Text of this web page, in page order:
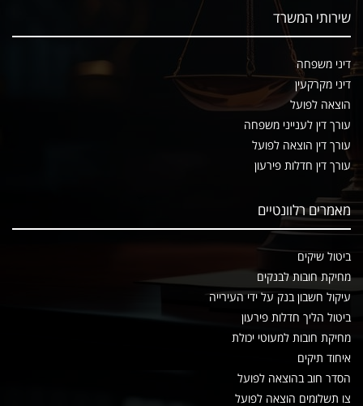
שירותי המשרד
דיני משפחה
דיני מקרקעין
הוצאה לפועל
עורך דין לענייני משפחה
עורך דין הוצאה לפועל
עורך דין חדלות פירעון
מאמרים רלוונטיים
ביטול שיקים
מחיקת חובות לבנקים
עיקול חשבון בנק על ידי העירייה
ביטול הליך חדלות פירעון
מחיקת חובות למעוטי יכולת
איחוד תיקים
הסדר חוב בהוצאה לפועל
צו תשלומים הוצאה לפועל